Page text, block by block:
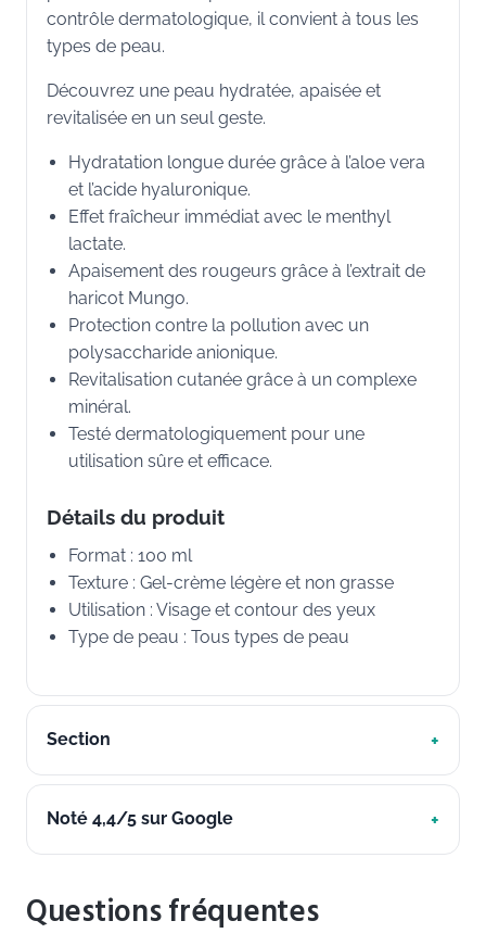
contrôle dermatologique, il convient à tous les
types de peau.
Découvrez une peau hydratée, apaisée et
revitalisée en un seul geste.
Hydratation longue durée grâce à l’aloe vera
et l’acide hyaluronique.
Effet fraîcheur immédiat avec le menthyl
lactate.
Apaisement des rougeurs grâce à l’extrait de
haricot Mungo.
Protection contre la pollution avec un
polysaccharide anionique.
Revitalisation cutanée grâce à un complexe
minéral.
Testé dermatologiquement pour une
utilisation sûre et efficace.
Détails du produit
Format : 100 ml
Texture : Gel-crème légère et non grasse
Utilisation : Visage et contour des yeux
Type de peau : Tous types de peau
Section
Noté 4,4/5 sur Google
Questions fréquentes